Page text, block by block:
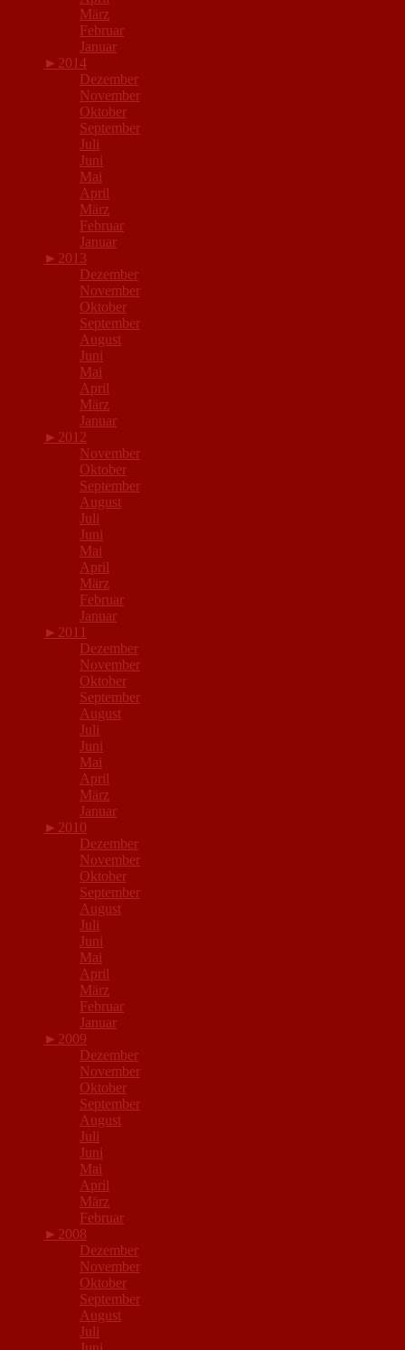
März
Februar
Januar
► 2014
Dezember
November
Oktober
September
Juli
Juni
Mai
April
März
Februar
Januar
► 2013
Dezember
November
Oktober
September
August
Juni
Mai
April
März
Januar
► 2012
November
Oktober
September
August
Juli
Juni
Mai
April
März
Februar
Januar
► 2011
Dezember
November
Oktober
September
August
Juli
Juni
Mai
April
März
Januar
► 2010
Dezember
November
Oktober
September
August
Juli
Juni
Mai
April
März
Februar
Januar
► 2009
Dezember
November
Oktober
September
August
Juli
Juni
Mai
April
März
Februar
► 2008
Dezember
November
Oktober
September
August
Juli